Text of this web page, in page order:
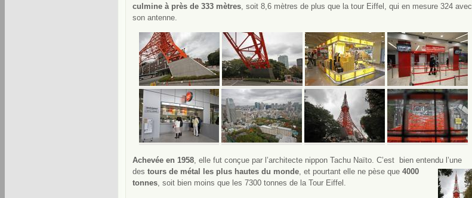
culmine à près de 333 mètres, soit 8,6 mètres de plus que la tour Eiffel, qui en mesure 324 avec
son antenne.
Achevée en 1958, elle fut conçue par l’architecte nippon Tachu Naïto. C’est bien entendu l’une
des tours de métal les plus hautes du monde, et pourtant elle ne pèse que 4000
tonnes, soit bien moins que les 7300 tonnes de la Tour Eiffel.